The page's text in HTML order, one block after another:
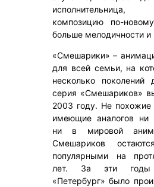
композицию по-
больше мелодичности и
«Смешарики» –
для всей семьи, на
несколько поколений
серия «Смешариков»
2003 году. Не похожие
имеющие аналогов ни
ни в мировой
Смешариков
популярными на
лет. За эти
«Петербург» было